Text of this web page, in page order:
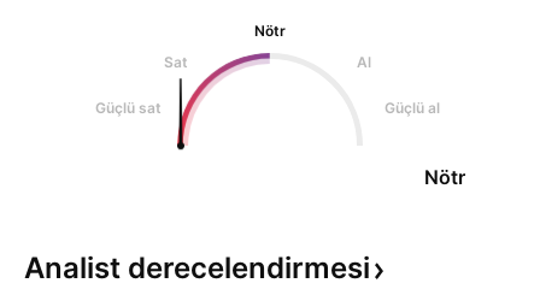
Nötr
Sat
Al
Güçlü sat Güçlü al
Nötr
Analist derecelendirmesi